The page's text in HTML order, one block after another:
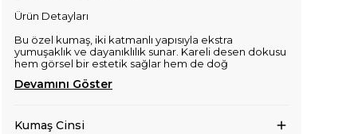
Ürün Detayları
Bu özel kumaş, iki katmanlı yapısıyla ekstra
yumuşaklık ve dayanıklılık sunar. Kareli desen dokusu
hem görsel bir estetik sağlar hem de doğ
Devamını Göster
Kumaş Cinsi